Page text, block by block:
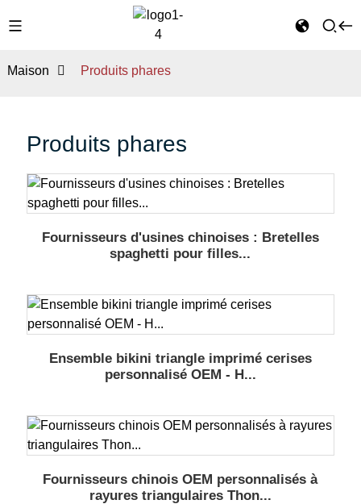
Maison Produits phares
Produits phares
Fournisseurs d'usines chinoises : Bretelles
spaghetti pour filles...
Ensemble bikini triangle imprimé cerises
personnalisé OEM - H...
Fournisseurs chinois OEM personnalisés à
rayures triangulaires Thon...